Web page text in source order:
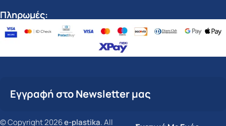
Πληρωμές:
Εγγραφή στο Newsletter μας
© Copyright 2026e-plastika. All